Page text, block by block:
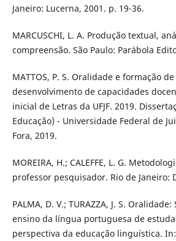
Janeiro: Lucerna, 2001. p. 19-36.
MARCUSCHI, L. A. Produção textual,
compreensão. São Paulo: Parábola
MATTOS, P. S. Oralidade e formação
desenvolvimento de capacidades
inicial de Letras da UFJF. 2019.
Educação) - Universidade Federal de
Fora, 2019.
MOREIRA, H.; CALEFFE, L. G.
professor pesquisador. Rio de Janeiro:
PALMA, D. V.; TURAZZA, J. S.
ensino da língua portuguesa de
perspectiva da educação linguística. In: